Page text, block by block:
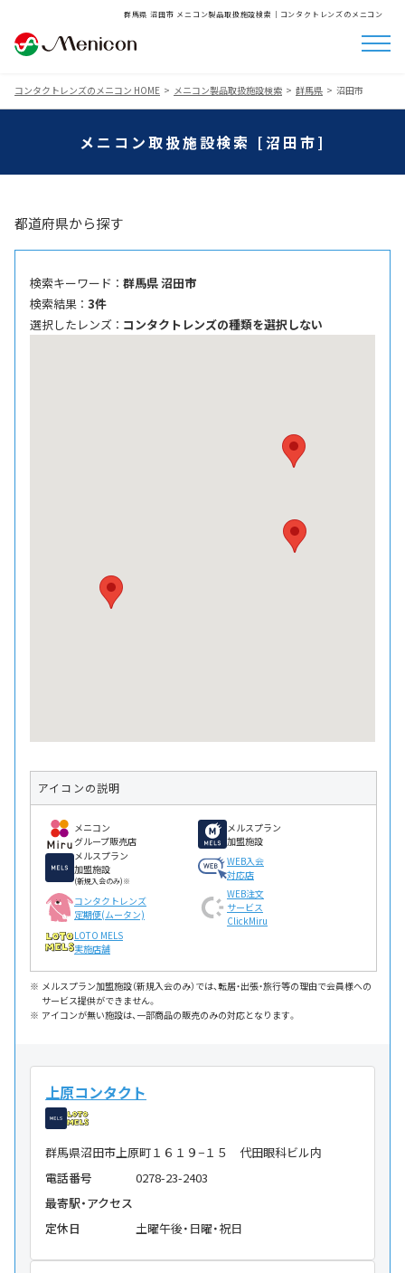
群馬県 沼田市 メニコン製品取扱施設検索│コンタクトレンズのメニコン
コンタクトレンズのメニコン HOME メニコン製品取扱施設検索 群馬県 沼田市
メニコン取扱施設検索 [沼田市]
都道府県から探す
検索キーワード ： 群馬県 沼田市
検索結果 ： 3件
選択したレンズ ： コンタクトレンズの種類を選択しない
アイコンの説明
メニコン
グループ販売店
メルスプラン
加盟施設
メルスプラン
加盟施設
(新規入会のみ)※
WEB入会
対応店
コンタクトレンズ
定期便(ムータン)
WEB注文
サービス
ClickMiru
LOTO MELS
実施店舗
メルスプラン加盟施設（新規入会のみ）では、転居・出張・旅行等の理由で会員様への
サービス提供ができません。
アイコンが無い施設は、一部商品の販売のみの対応となります。
上原コンタクト
群馬県沼田市上原町１６１９−１５ 代田眼科ビル内
電話番号
0278-23-2403
最寄駅・アクセス
定休日
土曜午後・日曜・祝日